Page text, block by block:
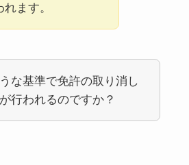
ます。
な基準で免許の取り消し
行われるのですか？